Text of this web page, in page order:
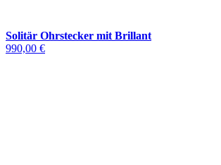
Solitär Ohrstecker mit Brillant
990,00 €